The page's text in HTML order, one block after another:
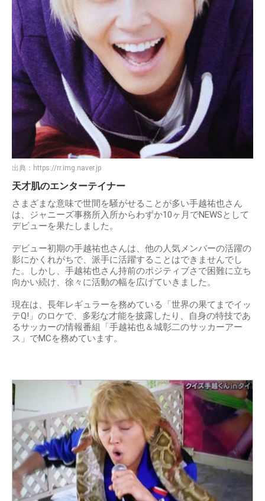
出典： https://rr.img.naver.jp
天才肌のエンターテイナー
さまざまな意味で世間を騒がせることが多い手越祐也さん
は、ジャニーズ事務所入所からわずか10ヶ月でNEWSとして
デビューを果たしました。
デビュー初期の手越祐也さんは、他の人気メンバーの活躍の
影にかくれがちで、派手に活躍することはできませんでし
た。しかし、手越祐也さん持前のポジティブさで困難に立ち
向かい続け、徐々に活動の幅を広げていきました。
現在は、長年レギュラーを務めている「世界の果てまでイッ
テQ!」のロケで、多彩な才能を披露したり、自身の特技であ
るサッカーの情報番組「手越祐也＆城彰二のサッカーアー
ス」でMCを務めています。